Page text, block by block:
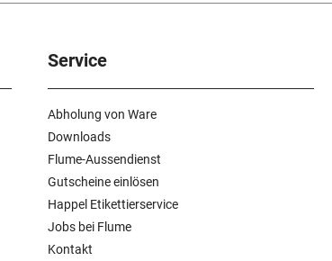
Service
Abholung von Ware
Downloads
Flume-Aussendienst
Gutscheine einlösen
Happel Etikettierservice
Jobs bei Flume
Kontakt